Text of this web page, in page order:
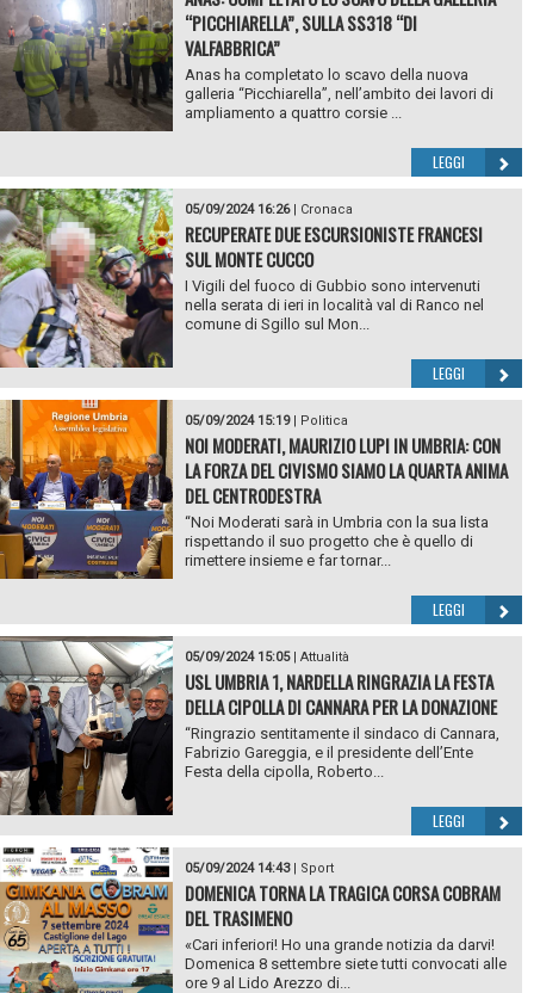
“PICCHIARELLA”, SULLA SS318 “DI
VALFABBRICA”
Anas ha completato lo scavo della nuova
galleria “Picchiarella”, nell’ambito dei lavori di
ampliamento a quattro corsie ...
LEGGI
05/09/2024 16:26| Cronaca
RECUPERATE DUE ESCURSIONISTE FRANCESI
SUL MONTE CUCCO
I Vigili del fuoco di Gubbio sono intervenuti
nella serata di ieri in località val di Ranco nel
comune di Sgillo sul Mon...
LEGGI
05/09/2024 15:19| Politica
NOI MODERATI, MAURIZIO LUPI IN UMBRIA: CON
LA FORZA DEL CIVISMO SIAMO LA QUARTA ANIMA
DEL CENTRODESTRA
“Noi Moderati sarà in Umbria con la sua lista
rispettando il suo progetto che è quello di
rimettere insieme e far tornar...
LEGGI
05/09/2024 15:05| Attualità
USL UMBRIA 1, NARDELLA RINGRAZIA LA FESTA
DELLA CIPOLLA DI CANNARA PER LA DONAZIONE
“Ringrazio sentitamente il sindaco di Cannara,
Fabrizio Gareggia, e il presidente dell’Ente
Festa della cipolla, Roberto...
LEGGI
05/09/2024 14:43| Sport
DOMENICA TORNA LA TRAGICA CORSA COBRAM
DEL TRASIMENO
«Cari inferiori! Ho una grande notizia da darvi!
Domenica 8 settembre siete tutti convocati alle
ore 9 al Lido Arezzo di...